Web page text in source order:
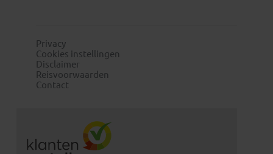
Privacy
Cookies instellingen
Disclaimer
Reisvoorwaarden
Contact